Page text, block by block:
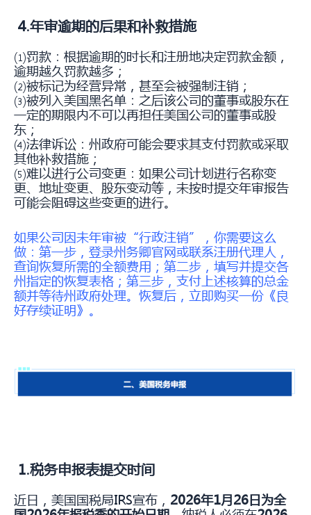
4.年审逾期的后果和补救措施
⑴罚款：根据逾期的时长和注册地决定罚款金额，
逾期越久罚款越多；
⑵被标记为经营异常，甚至会被强制注销；
⑶被列入美国黑名单：之后该公司的董事或股东在
一定的期限内不可以再担任美国公司的董事或股
东；
⑷法律诉讼：州政府可能会要求其支付罚款或采取
其他补救措施；
⑸难以进行公司变更：如果公司计划进行名称变
更、地址变更、股东变动等，未按时提交年审报告
可能会阻碍这些变更的进行。
如果公司因未年审被“行政注销”，你需要这么
做：第一步，登录州务卿官网或联系注册代理人，
查询恢复所需的全额费用；第二步，填写并提交各
州指定的恢复表格；第三步，支付上述核算的总金
额并等待州政府处理。恢复后，立即购买一份《良
好存续证明》。
1.税务申报表提交时间
近日，美国国税局IRS宣布， 2026年1月26日为全